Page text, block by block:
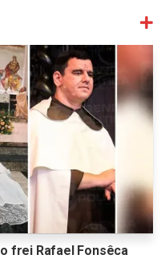
frei Rafael Fonsêca